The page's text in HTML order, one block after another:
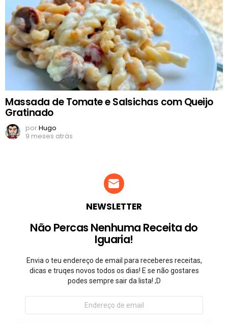
Massada de Tomate e Salsichas com Queijo
Gratinado
porHugo
9 meses atrás
NEWSLETTER
Não Percas Nenhuma Receita do
Iguaria!
Envia o teu endereço de email para receberes receitas,
dicas e truqes novos todos os dias! E se não gostares
podes sempre sair da lista! ;D
Endereço
email